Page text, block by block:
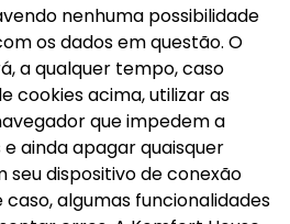
nenhuma possibilidade
os dados em questão. O
a qualquer tempo, caso
cookies acima, utilizar as
que impedem a
ainda apagar quaisquer
seu dispositivo de conexão
algumas funcionalidades